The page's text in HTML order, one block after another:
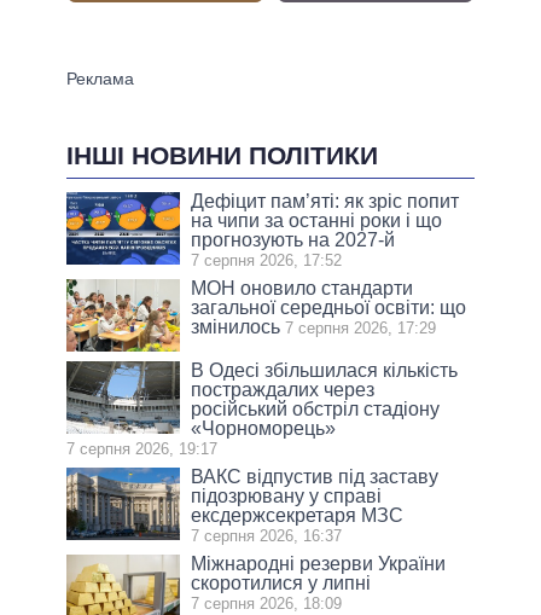
ІНШІ НОВИНИ ПОЛІТИКИ
Дефіцит пам’яті: як зріс попит
на чипи за останні роки і що
прогнозують на 2027-й
7 серпня 2026, 17:52
МОН оновило стандарти
загальної середньої освіти: що
змінилось 7 серпня 2026, 17:29
В Одесі збільшилася кількість
постраждалих через
російський обстріл стадіону
«Чорноморець»
7 серпня 2026, 19:17
ВАКС відпустив під заставу
підозрювану у справі
ексдержсекретаря МЗС
7 серпня 2026, 16:37
Міжнародні резерви України
скоротилися у липні
7 серпня 2026, 18:09